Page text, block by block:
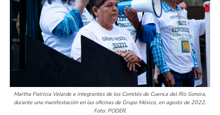
Martha Patricia Velarde e integrantes de los Comités de Cuenca del Río Sonora,
durante una manifestación en las oficinas de Grupo México, en agosto de 2022.
Foto: PODER.